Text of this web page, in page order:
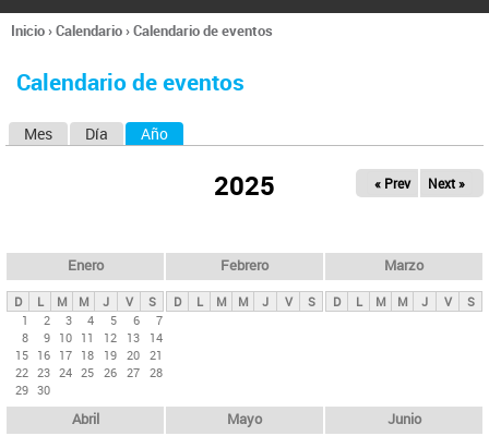
l
d
Se
usted
Inicio›Calendario›Calendario de eventos
Calendario de eventos
s
p
n
Mes Día Año
2025 « Prev Next »
Enero
D L M M J V
S
1
2 3 4 5 6
7
8
9 10 11 12 13
14
15 16 17 18 19 20 21
22 23 24 25 26 27 28
29 30
Febrero
D L M M J V S
Marzo
D L M M J V S
Abril Mayo Junio